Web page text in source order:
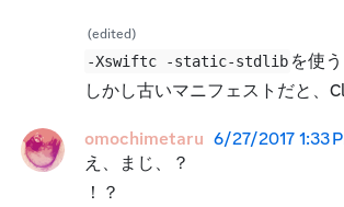
(edited)
-Xswiftc -static-stdlib を使
しかし古いマニフェストだと、
omochimetaru 6/27/2017 1:33
え、まじ、？
！？